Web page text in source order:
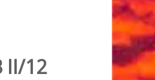
II/12